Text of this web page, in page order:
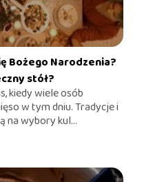
Bożego Narodzenia?
stół?
kiedy wiele osób
w tym dniu. Tradycje i
na wybory kul...